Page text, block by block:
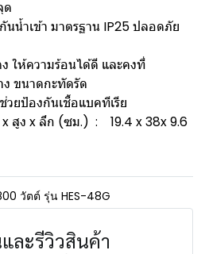
ด
นน้ำเข้า มาตรฐาน IP25 ปลอดภัย
ให้ความร้อนได้ดี และคงที่
ขนาดกะทัดรัด
วยป้องกันเชื้อแบคทีเรีย
x สูง x ลึก (ซม.) : 19.4 x 38x 9.6
วัตต์ รุ่น HES-48G
ละรีวิวสินค้า